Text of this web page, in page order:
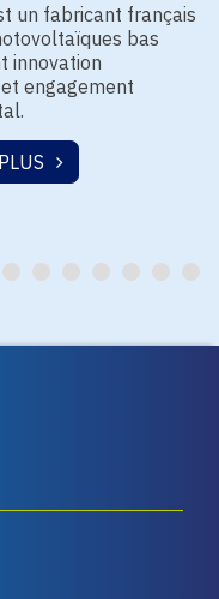
un fabricant français
bas
innovation
engagement